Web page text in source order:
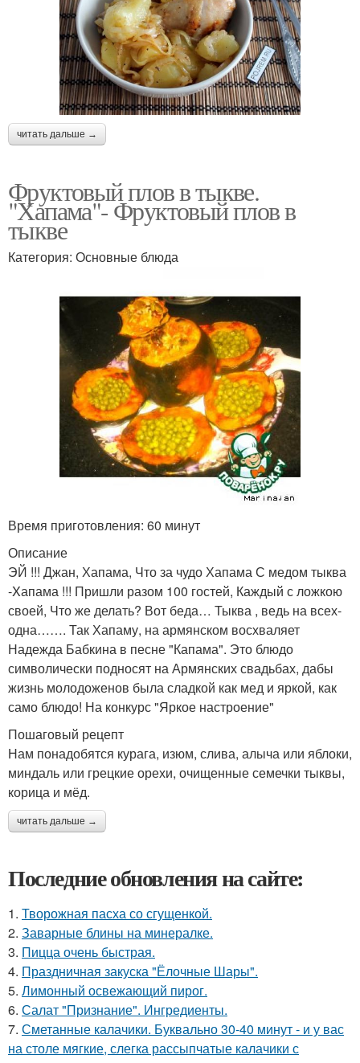
читать дальше →
Фруктовый плов в тыкве.
"Хапама"- Фруктовый плов в
тыкве
Категория: Основные блюда
Время приготовления: 60 минут
Описание
ЭЙ !!! Джан, Хапама, Что за чудо Хапама С медом тыква
-Xапама !!! Пришли разом 100 гостей, Каждый с ложкою
своей, Что же делать? Вот беда… Тыква , ведь на всех-
одна……. Так Хапаму, на армянском восхваляет
Надежда Бабкина в песне "Капама". Это блюдо
символически подносят на Армянских свадьбах, дабы
жизнь молодоженов была сладкой как мед и яркой, как
само блюдо! На конкурс "Яркое настроение"
Пошаговый рецепт
Нам понадобятся курага, изюм, слива, алыча или яблоки,
миндаль или грецкие орехи, очищенные семечки тыквы,
корица и мёд.
читать дальше →
Последние обновления на сайте:
1. Творожная пасха со сгущенкой.
2. Заварные блины на минералке.
3. Пицца очень быстрая.
4. Праздничная закуска "Ёлочные Шары".
5. Лимонный освежающий пирог.
6. Салат "Признание". Ингредиенты.
7. Сметанные калачики. Буквально 30-40 минут - и у вас
на столе мягкие, слегка рассыпчатые калачики с